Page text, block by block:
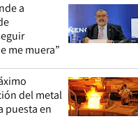
a
me muera”
del metal
puesta en